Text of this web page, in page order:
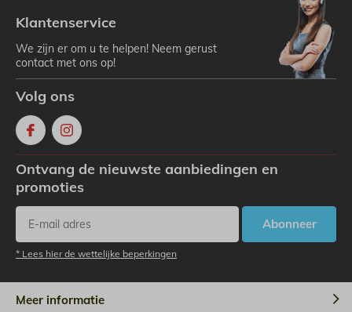
Klantenservice
We zijn er om u te helpen! Neem gerust
contact met ons op!
Volg ons
Ontvang de nieuwste aanbiedingen en
promoties
Abonneer
* Lees hier de wettelijke beperkingen
Meer informatie